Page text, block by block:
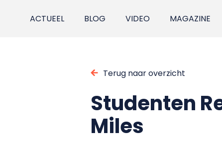
ACTUEEL BLOG VIDEO MAGAZINE
Terug naar overzicht
Studenten
Miles